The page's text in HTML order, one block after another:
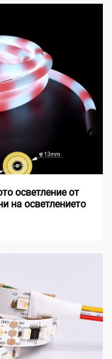
осветление от
на осветлението